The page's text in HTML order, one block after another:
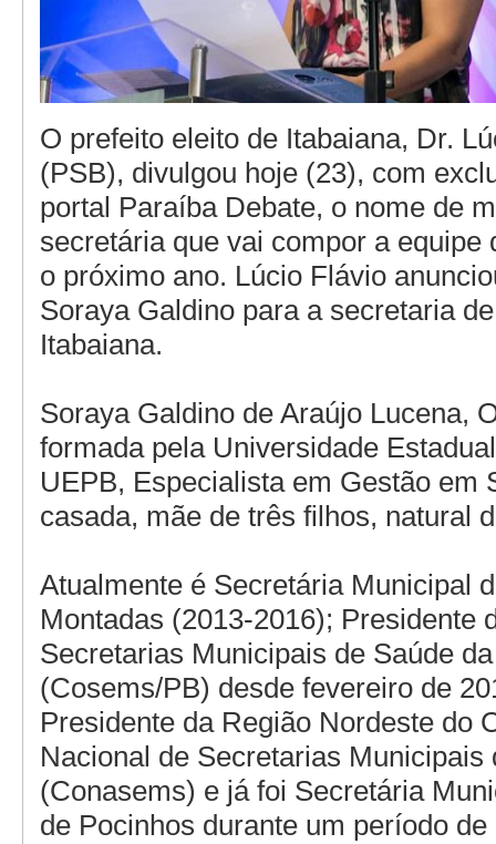
O prefeito eleito de Itabaiana, Dr.
(PSB), divulgou hoje (23), com
portal Paraíba Debate, o nome de
secretária que vai compor a equipe
o próximo ano. Lúcio Flávio
Soraya Galdino para a secretaria
Itabaiana.
Soraya Galdino de Araújo Lucena,
formada pela Universidade
UEPB, Especialista em Gestão em
casada, mãe de três filhos, natural
Atualmente é Secretária Municipal
Montadas (2013-2016); Presidente
Secretarias Municipais de Saúde
(Cosems/PB) desde fevereiro de
Presidente da Região Nordeste do
Nacional de Secretarias Municipais
(Conasems) e já foi Secretária
de Pocinhos durante um período